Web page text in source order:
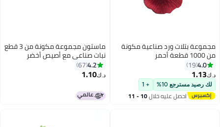
مجموعة بتلات ورد صناعية مكونة
من 1000 قطعة أحمر
4.0
19
د.ك‏1.13
لك رصيد مسترجع 10% + 1
احصل عليه خلال 10 - 11
ماستون مجموعة مكونة من 3 قطع
نبات صناعي مع أصيص أخضر
4.2
67
د.ك‏1.10